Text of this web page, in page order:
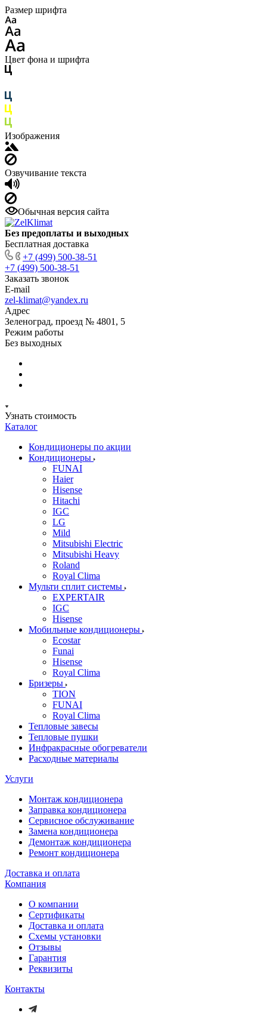
Размер шрифта
Цвет фона и шрифта
Изображения
Озвучивание текста
Обычная версия сайта
Без предоплаты и выходных
Бесплатная доставка
+7 (499) 500-38-51
+7 (499) 500-38-51
Заказать звонок
E-mail
zel-klimat@yandex.ru
Адрес
Зеленоград, проезд № 4801, 5
Режим работы
Без выходных
Узнать стоимость
Каталог
Кондиционеры по акции
Кондиционеры
FUNAI
Haier
Hisense
Hitachi
IGC
LG
Mild
Mitsubishi Electric
Mitsubishi Heavy
Roland
Royal Clima
Мульти сплит системы
EXPERTAIR
IGC
Hisense
Мобильные кондиционеры
Ecostar
Funai
Hisense
Royal Clima
Бризеры
TION
FUNAI
Royal Clima
Тепловые завесы
Тепловые пушки
Инфракрасные обогреватели
Расходные материалы
Услуги
Монтаж кондиционера
Заправка кондиционера
Сервисное обслуживание
Замена кондиционера
Демонтаж кондиционера
Ремонт кондиционера
Доставка и оплата
Компания
О компании
Сертификаты
Доставка и оплата
Схемы установки
Отзывы
Гарантия
Реквизиты
Контакты